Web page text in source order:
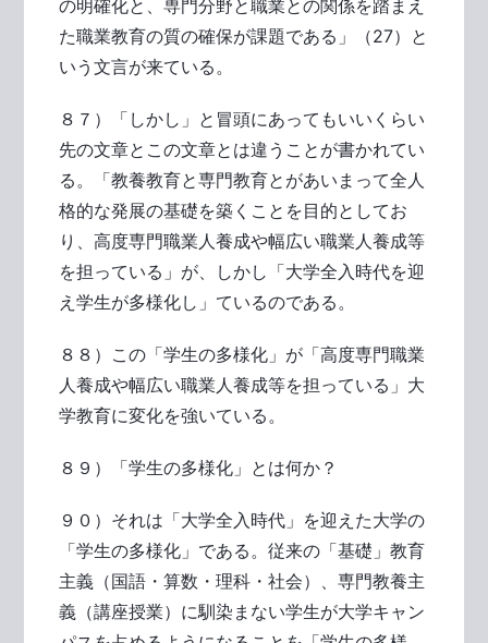
の明確化と、専門分野と職業との関係を踏まえ
た職業教育の質の確保が課題である」（27）と
いう文言が来ている。
８７）「しかし」と冒頭にあってもいいくらい
先の文章とこの文章とは違うことが書かれてい
る。「教養教育と専門教育とがあいまって全人
格的な発展の基礎を築くことを目的としてお
り、高度専門職業人養成や幅広い職業人養成等
を担っている」が、しかし「大学全入時代を迎
え学生が多様化し」ているのである。
８８）この「学生の多様化」が「高度専門職業
人養成や幅広い職業人養成等を担っている」大
学教育に変化を強いている。
８９）「学生の多様化」とは何か？
９０）それは「大学全入時代」を迎えた大学の
「学生の多様化」である。従来の「基礎」教育
主義（国語・算数・理科・社会）、専門教養主
義（講座授業）に馴染まない学生が大学キャン